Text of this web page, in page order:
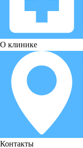
О клинике
Контакты